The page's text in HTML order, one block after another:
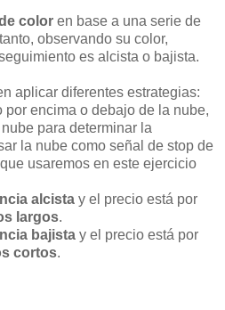
color en base a una serie de
observando su color,
es alcista o bajista.
aplicar diferentes estrategias:
encima o debajo de la nube,
para determinar la
la nube como señal de stop de
usaremos en este ejercicio
alcista y el precio está por
largos.
bajista y el precio está por
cortos.